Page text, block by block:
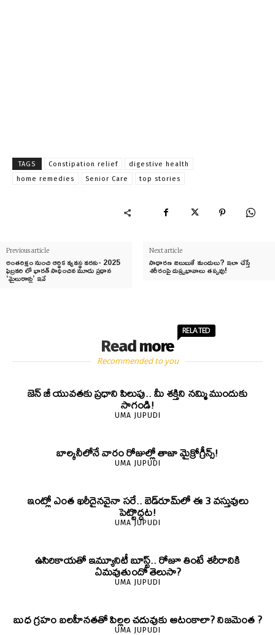
TAGS Constipation relief
digestive health
home remedies
Senior Care top stories
Previous article
అంతరిక్షం నుంచి ఆర్థిక వ్యవస్థ వరకు- 2025
ఫిబ్రవరి లో భారత్ సాధించిన మూడు ప్రధాన
‘మైలురాళ్లు’ ఇవే
Next article
సాధారణ జలుబుకే మందులు? ఇలా చేస్తే
శరీరంపై దుష్ప్రభావాలు తప్పవు!
Read more
RELATED
Recommended to you
జెన్‌ జీ యువతకు ప్రధాని పిలుపు.. మీ శక్తిని నమ్మి ముందుకు
సాగండి!
UMA JUPUDI
బాల్కనీలోనే వారం రోజుల్లో తాజా మైక్రోగ్రీన్స్‌!
UMA JUPUDI
ఇంట్లో ఎంత ఖరీదైనవైనా సరే.. బెడ్‌రూమ్‌లో ఈ 3 వస్తువులు
పెట్టొద్దట!
UMA JUPUDI
ఉసిరికాయతో ఇమ్యూనిటీ బూస్ట్‌.. రోజూ తింటే శరీరానికి
ఏమవుతుందో తెలుసా?
UMA JUPUDI
బుధ గ్రహం బలహీనతతో పిల్లల చదువుకు ఆటంకాలా? నిజమెంత ?
UMA JUPUDI